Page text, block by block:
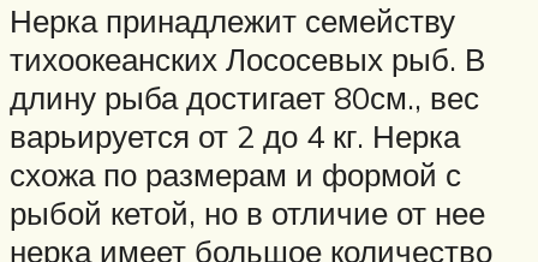
Нерка принадлежит семейству
тихоокеанских Лососевых рыб. В
длину рыба достигает 80см., вес
варьируется от 2 до 4 кг. Нерка
схожа по размерам и формой с
рыбой кетой, но в отличие от нее
нерка имеет большое количество